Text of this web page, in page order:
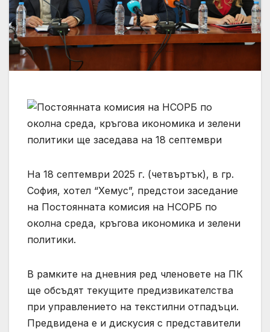
На 18 септември 2025 г. (четвъртък), в гр.
София, хотел “Хемус”, предстои заседание
на Постоянната комисия на НСОРБ по
околна среда, кръгова икономика и зелени
политики.
В рамките на дневния ред членовете на ПК
ще обсъдят текущите предизвикателства
при управлението на текстилни отпадъци.
Предвидена е и дискусия с представители